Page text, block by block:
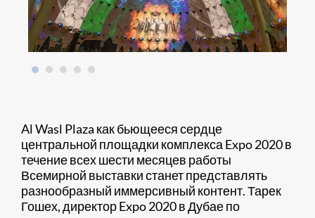
Al Wasl Plaza как бьющееся сердце
центральной площадки комплекса Expo 2020 в
течение всех шести месяцев работы
Всемирной выставки станет представлять
разнообразный иммерсивный контент. Тарек
Гошех, директор Expo 2020 в Дубае по